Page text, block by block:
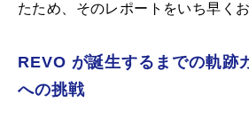
たため、そのレポートをいち早く
REVO が誕生するまでの軌跡
への挑戦